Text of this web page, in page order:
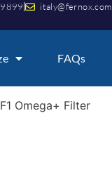
italy@fernox.com
FAQs
Omega+ Filter